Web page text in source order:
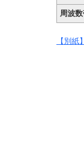
周波
【別